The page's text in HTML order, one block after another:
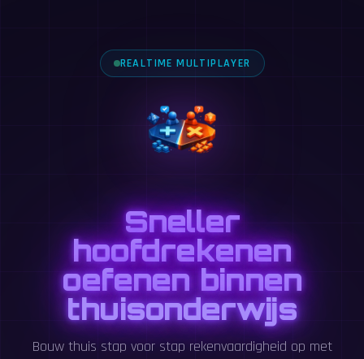
REALTIME MULTIPLAYER
Sneller
hoofdrekenen
oefenen binnen
thuisonderwijs
Bouw thuis stap voor stap rekenvaardigheid op met